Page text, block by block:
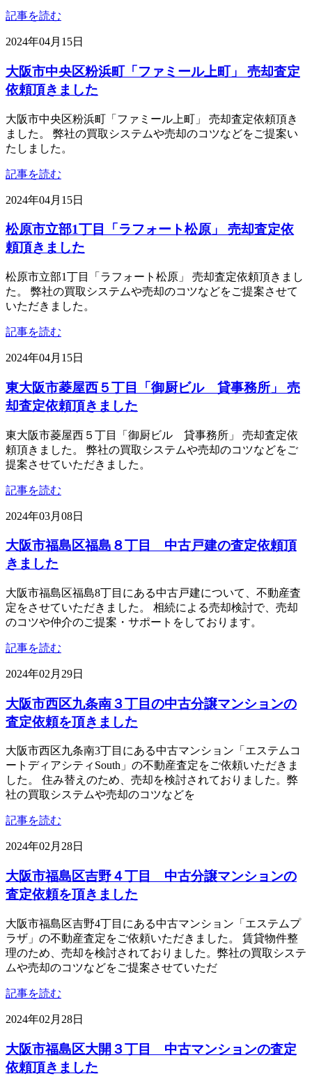
記事を読む
2024年04月15日
大阪市中央区粉浜町「ファミール上町」 売却査定
依頼頂きました
大阪市中央区粉浜町「ファミール上町」 売却査定依頼頂き
ました。 弊社の買取システムや売却のコツなどをご提案い
たしました。
記事を読む
2024年04月15日
松原市立部1丁目「ラフォート松原」 売却査定依
頼頂きました
松原市立部1丁目「ラフォート松原」 売却査定依頼頂きまし
た。 弊社の買取システムや売却のコツなどをご提案させて
いただきました。
記事を読む
2024年04月15日
東大阪市菱屋西５丁目「御厨ビル 貸事務所」 売
却査定依頼頂きました
東大阪市菱屋西５丁目「御厨ビル 貸事務所」 売却査定依
頼頂きました。 弊社の買取システムや売却のコツなどをご
提案させていただきました。
記事を読む
2024年03月08日
大阪市福島区福島８丁目 中古戸建の査定依頼頂
きました
大阪市福島区福島8丁目にある中古戸建について、不動産査
定をさせていただきました。 相続による売却検討で、売却
のコツや仲介のご提案・サポートをしております。
記事を読む
2024年02月29日
大阪市西区九条南３丁目の中古分譲マンションの
査定依頼を頂きました
大阪市西区九条南3丁目にある中古マンション「エステムコ
ートディアシティSouth」の不動産査定をご依頼いただきま
した。 住み替えのため、売却を検討されておりました。弊
社の買取システムや売却のコツなどを
記事を読む
2024年02月28日
大阪市福島区吉野４丁目 中古分譲マンションの
査定依頼を頂きました
大阪市福島区吉野4丁目にある中古マンション「エステムプ
ラザ」の不動産査定をご依頼いただきました。 賃貸物件整
理のため、売却を検討されておりました。弊社の買取システ
ムや売却のコツなどをご提案させていただ
記事を読む
2024年02月28日
大阪市福島区大開３丁目 中古マンションの査定
依頼頂きました